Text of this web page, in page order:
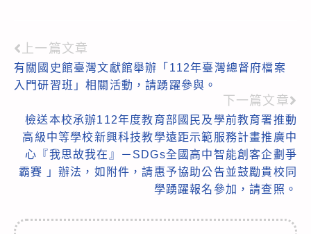
Read
more
上一篇文章
有關國史館臺灣文獻館舉辦「112年臺灣總督府檔案
入門研習班」相關活動，請踴躍參與。
下一篇文章
檢送本校承辦112年度教育部國民及學前教育署推動
高級中等學校新興科技教學遠距示範服務計畫推廣中
心『我思故我在』－SDGs全國高中智能創客企劃爭
霸賽 」辦法，如附件，請惠予協助公告並鼓勵貴校同
學踴躍報名參加，請查照。